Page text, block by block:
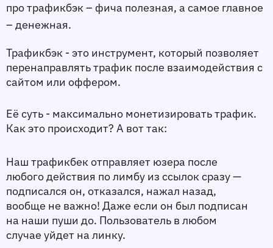
про трафикбэк – фича полезная, а самое главное
– денежная.
Трафикбэк - это инструмент, который позволяет
перенаправлять трафик после взаимодействия с
сайтом или оффером.
Её суть - максимально монетизировать трафик.
Как это происходит? А вот так:
Наш трафикбек отправляет юзера после
любого действия по лимбу из ссылок сразу —
подписался он, отказался, нажал назад,
вообще не важно! Даже если он был подписан
на наши пуши до. Пользователь в любом
случае уйдет на линку.